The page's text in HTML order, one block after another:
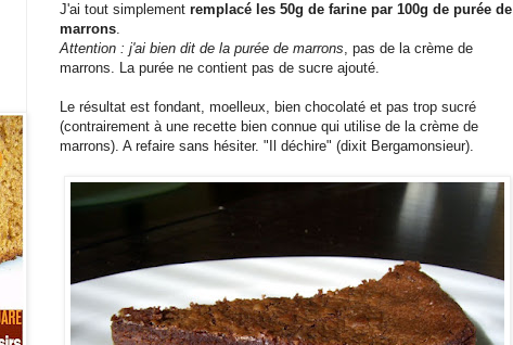
J'ai tout simplement remplacé les 50g de farine par 100g de purée de
marrons.
Attention : j'ai bien dit de la purée de marrons, pas de la crème de
marrons. La purée ne contient pas de sucre ajouté.
Le résultat est fondant, moelleux, bien chocolaté et pas trop sucré
(contrairement à une recette bien connue qui utilise de la crème de
marrons). A refaire sans hésiter. "Il déchire" (dixit Bergamonsieur).